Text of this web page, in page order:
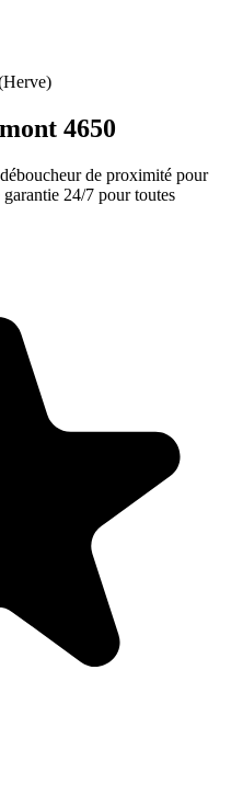
4650
de proximité pour
24/7 pour toutes